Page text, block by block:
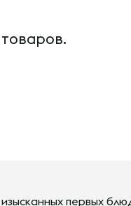
первых